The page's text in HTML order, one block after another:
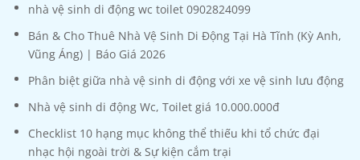
nhà vệ sinh di động wc toilet 0902824099
Bán & Cho Thuê Nhà Vệ Sinh Di Động Tại Hà Tĩnh (Kỳ Anh,
Vũng Áng) | Báo Giá 2026
Phân biệt giữa nhà vệ sinh di động với xe vệ sinh lưu động
Nhà vệ sinh di động Wc, Toilet giá 10.000.000đ
Checklist 10 hạng mục không thể thiếu khi tổ chức đại
nhạc hội ngoài trời & Sự kiện cắm trại